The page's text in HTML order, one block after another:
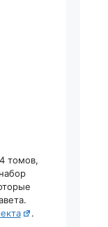
томов,
.